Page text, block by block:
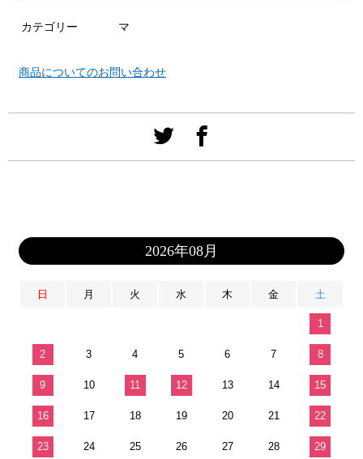
カテゴリー マ
商品についてのお問い合わせ
2026年08月
日 月 火 水 木 金 土
1
2 3 4 5 6 7 8
9 10 11 12 13 14 15
16 17 18 19 20 21 22
23 24 25 26 27 28 29